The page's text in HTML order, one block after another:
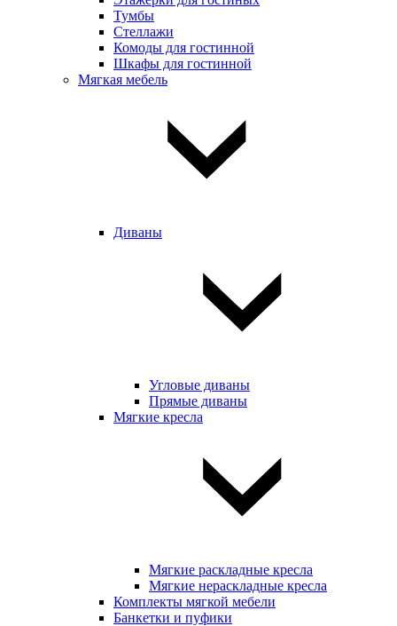
Тумбы
Стеллажи
Комоды для гостинной
Шкафы для гостинной
Мягкая мебель
Диваны
Угловые диваны
Прямые диваны
Мягкие кресла
Мягкие раскладные кресла
Мягкие нераскладные кресла
Комплекты мягкой мебели
Банкетки и пуфики